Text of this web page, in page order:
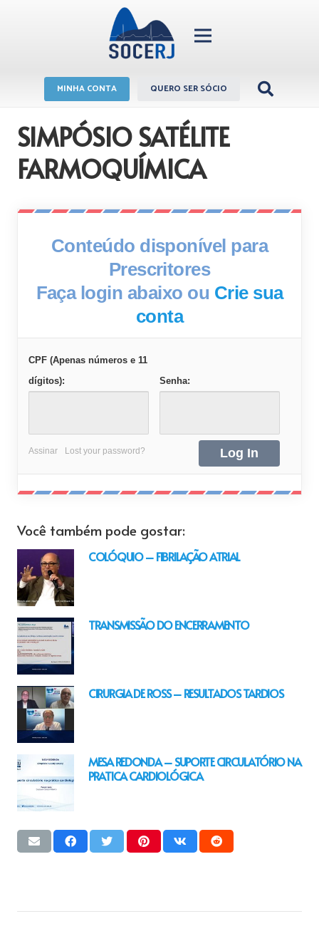
MINHA CONTA QUERO SER SÓCIO
SIMPÓSIO SATÉLITE
FARMOQUÍMICA
Conteúdo disponível para
Prescritores
Faça login abaixo ou Crie sua
conta
CPF (Apenas números e 11
dígitos):
Senha:
Assinar Lost your password?
Você também pode gostar:
COLÓQUIO – FIBRILAÇÃO ATRIAL
TRANSMISSÃO DO ENCERRAMENTO
CIRURGIA DE ROSS – RESULTADOS TARDIOS
MESA REDONDA – SUPORTE CIRCULATÓRIO NA
PRATICA CARDIOLÓGICA